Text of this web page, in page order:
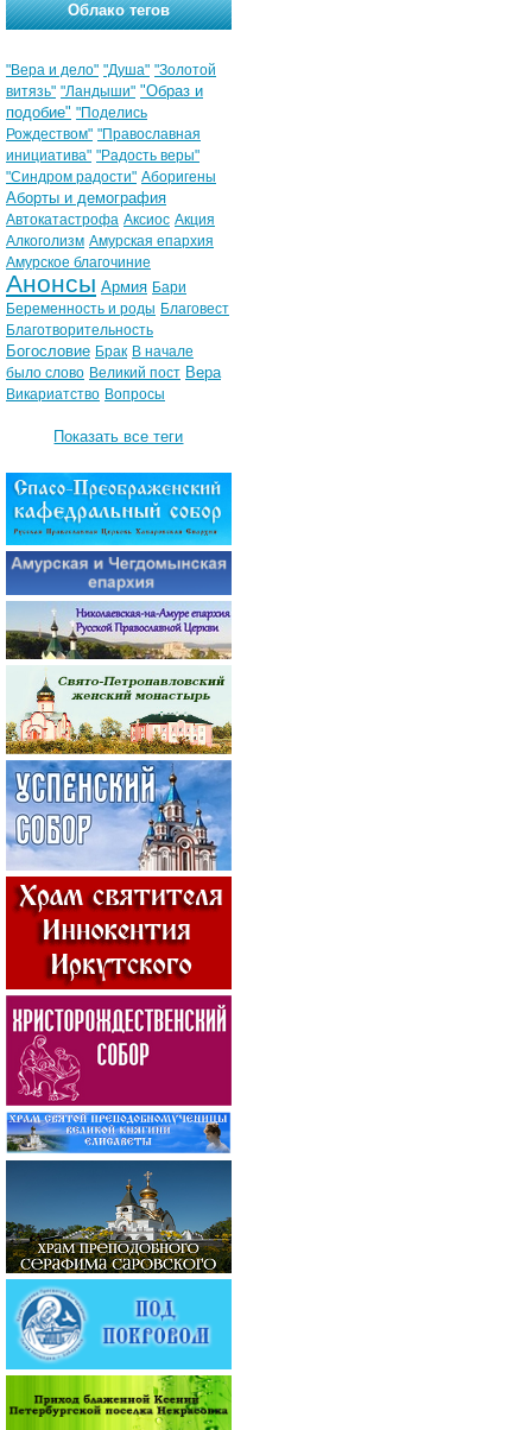
Облако тегов
"Вера и дело" "Душа" "Золотой
витязь" "Ландыши" "Образ и
подобие" "Поделись
Рождеством" "Православная
инициатива" "Радость веры"
"Синдром радости" Аборигены
Аборты и демография
Автокатастрофа Аксиос Акция
Алкоголизм Амурская епархия
Амурское благочиние
Анонсы Армия Бари
Беременность и роды Благовест
Благотворительность
Богословие Брак В начале
было слово Великий пост Вера
Викариатство Вопросы
Показать все теги